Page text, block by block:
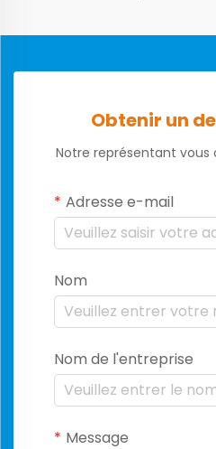
Obtenir un
Notre représentant
Adresse e-mail
Nom
Nom de l'entreprise
Message